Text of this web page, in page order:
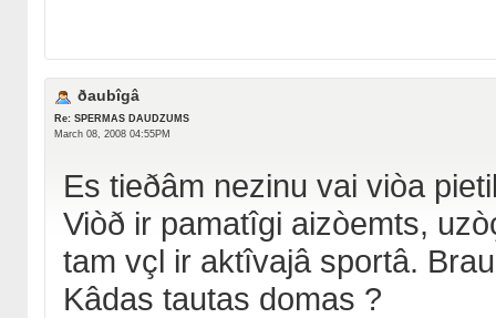
ðaubîgâ
Re: SPERMAS DAUDZUMS
March 08, 2008 04:55PM
Es tieðâm nezinu vai viòa
Viòð ir pamatîgi aizòemts,
tam vçl ir aktîvajâ sportâ.
Kâdas tautas domas ?